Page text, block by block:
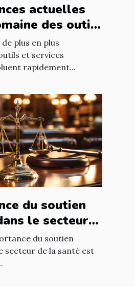
actuelles
des outils
plus en plus
et services
rapidement...
du soutien
le secteur
du soutien
secteur de la santé est